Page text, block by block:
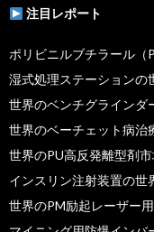
注目レポート
ポリビニルブチラール（
湿式処理ステーションの
世界のベンチグラインダ
世界のベーチェット病治
世界のPU高反発離型剤
インスリン注射装置の世
世界のPM励起レーザー